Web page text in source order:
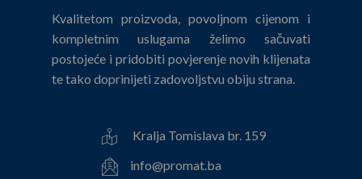
Kvalitetom proizvoda, povoljnom cijenom i
kompletnim uslugama želimo sačuvati
postojeće i pridobiti povjerenje novih klijenata
te tako doprinijeti zadovoljstvu obiju strana.
Kralja Tomislava br. 159
info@promat.ba